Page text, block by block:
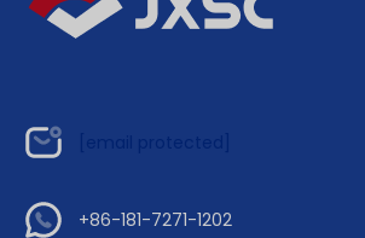
+86-181-7271-1202